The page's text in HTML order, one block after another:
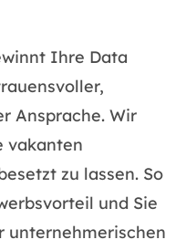
Ihre Data
Ansprache. Wir
vakanten
zu lassen. So
und Sie